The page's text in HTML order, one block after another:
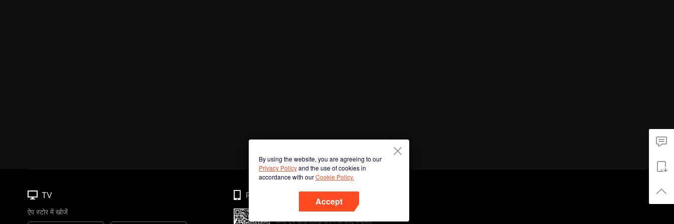
By using the website, you are agreeing to our
Privacy Policyand the use of cookies in
accordance with ourCookie Policy.
Accept
TV
ऐप स्टोर में खोजें
Phone
अभी ऐप डाउनलोड करने के लिए क्यूआर